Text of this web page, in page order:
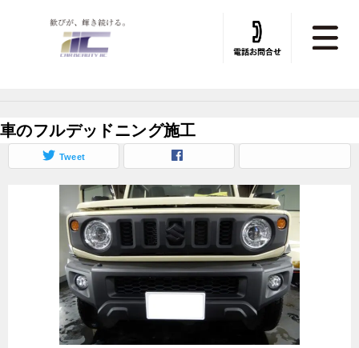
トータルカービューティIIC TOP デッドニング» デッドニング施工実績
車のフルデッドニング施工
Tweet